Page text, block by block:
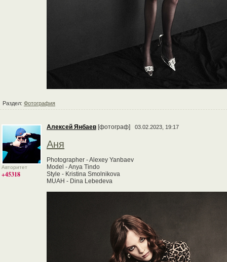
Раздел: Фотография
Авторитет
+45318
Алексей Янбаев [фотограф] 03.02.2023, 19:17
Аня
Photographer - Alexey Yanbaev
Model - Anya Tindo
Style - Kristina Smolnikova
MUAH - Dina Lebedeva